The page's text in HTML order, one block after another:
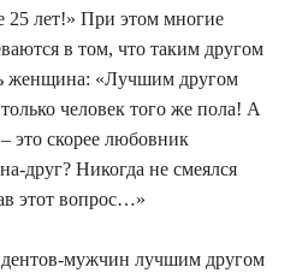
25 лет!» При этом многие
в том, что таким другом
женщина: «Лучшим другом
человек того же пола! А
это скорее любовник
друг? Никогда не смеялся
этот вопрос…»
мужчин лучшим другом